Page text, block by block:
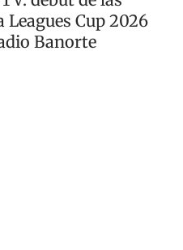
Leagues Cup 2026
Banorte